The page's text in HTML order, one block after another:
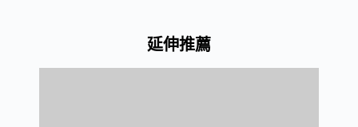
延伸推薦